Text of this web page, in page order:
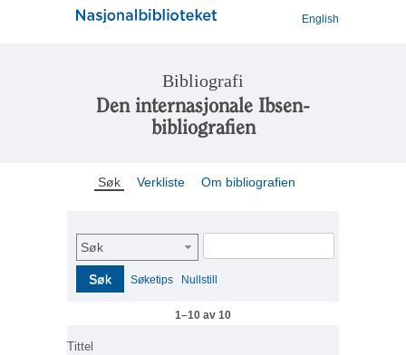
English
Bibliografi
Den internasjonale Ibsen-
bibliografien
Søk Verkliste Om bibliografien
Søk
Søk Søketips Nullstill
1–10 av 10
Tittel